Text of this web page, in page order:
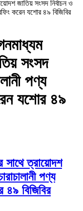
জাতিয় সংসদ নির্বাচন ও
করেন যশোর ৪৯ বিজিবির
সংসদ
পণ্য
যশোর ৪৯
সাথে ত্রায়োদশ
পণ্য
৪৯ বিজিবির